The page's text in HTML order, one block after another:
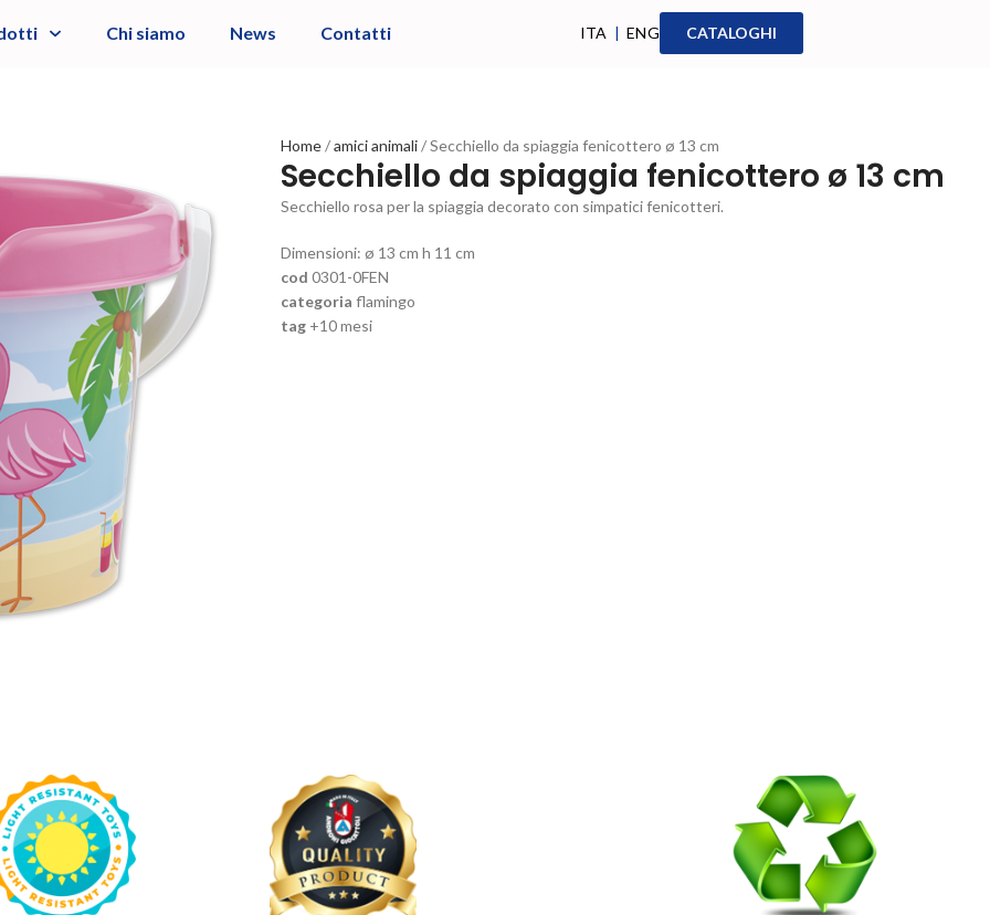
Chi siamo News Contatti ITA |ENG CATALOGHI
Home amici animali Secchiello da spiaggia fenicottero ø 13 cm
Secchiello da spiaggia fenicottero ø 13 cm
Secchiello rosa per la spiaggia decorato con simpatici fenicotteri.
Dimensioni: ø 13 cm h 11 cm
cod 0301-0FEN
categoria flamingo
tag +10 mesi